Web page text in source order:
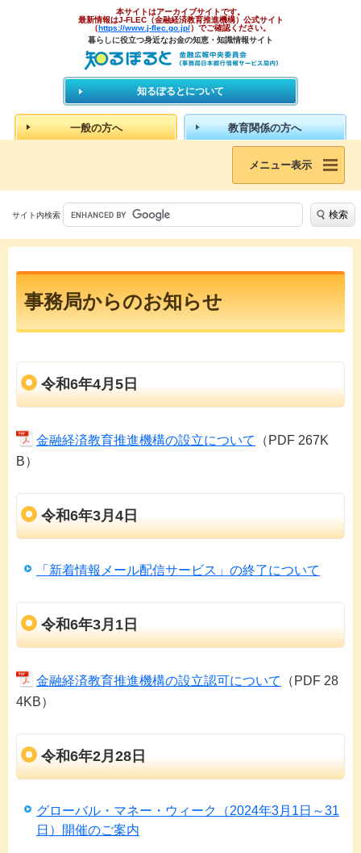
本サイトはアーカイブサイトです。
最新情報はJ-FLEC（金融経済教育推進機構）公式サイト
（https://www.j-flec.go.jp/）でご確認ください。
暮らしに役立つ身近なお金の知恵・知識情報サイト
知るぽるとについて
一般の方へ 教育関係の方へ
メニュー表示
サイト内検索 検索
事務局からのお知らせ
令和6年4月5日
金融経済教育推進機構の設立について
（PDF 267K
B）
令和6年3月4日
「新着情報メール配信サービス」の終了について
令和6年3月1日
金融経済教育推進機構の設立認可について
（PDF 28
4KB）
令和6年2月28日
グローバル・マネー・ウィーク（2024年3月1日～31
日）開催のご案内